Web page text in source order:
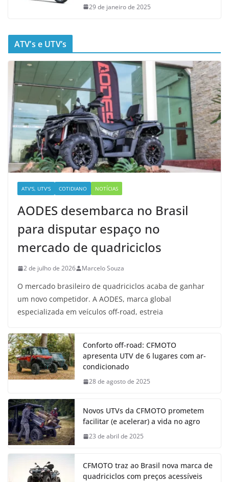
29 de janeiro de 2025
ATV’s e UTV’s
ATV'S, UTV'S COTIDIANO NOTÍCIAS
AODES desembarca no Brasil
para disputar espaço no
mercado de quadriciclos
2 de julho de 2026 Marcelo Souza
O mercado brasileiro de quadriciclos acaba de ganhar
um novo competidor. A AODES, marca global
especializada em veículos off-road, estreia
Conforto off-road: CFMOTO
apresenta UTV de 6 lugares com ar-
condicionado
28 de agosto de 2025
Novos UTVs da CFMOTO prometem
facilitar (e acelerar) a vida no agro
23 de abril de 2025
CFMOTO traz ao Brasil nova marca de
quadriciclos com preços acessíveis